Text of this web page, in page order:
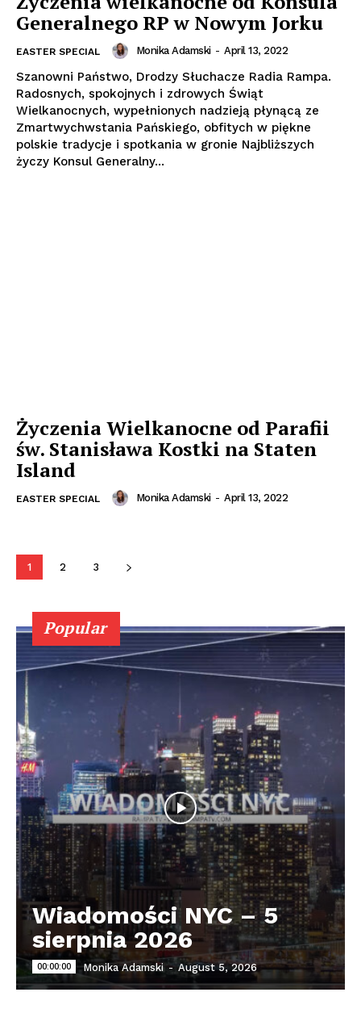
Generalnego RP w Nowym Jorku
EASTER SPECIAL Monika Adamski - April 13, 2022
Szanowni Państwo, Drodzy Słuchacze Radia Rampa.
Radosnych, spokojnych i zdrowych Świąt
Wielkanocnych, wypełnionych nadzieją płynącą ze
Zmartwychwstania Pańskiego, obfitych w piękne
polskie tradycje i spotkania w gronie Najbliższych
życzy Konsul Generalny...
Życzenia Wielkanocne od Parafii
św. Stanisława Kostki na Staten
Island
EASTER SPECIAL Monika Adamski - April 13, 2022
1 2 3
Popular
Wiadomości NYC – 5
sierpnia 2026
00:00:00 Monika Adamski - August 5, 2026